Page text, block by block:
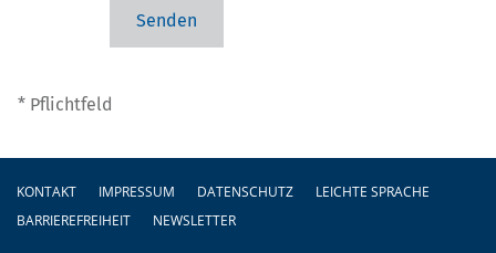
* Pflichtfeld
Fußzeile
KONTAKT IMPRESSUM DATENSCHUTZ
LEICHTE SPRACHE
BARRIEREFREIHEIT
NEWSLETTER